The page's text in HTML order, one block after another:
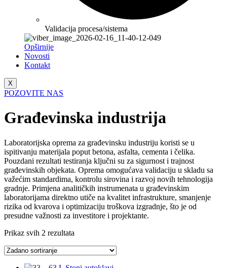
Validacija procesa/sistema
Opširnije
Novosti
Kontakt
X
POZOVITE NAS
Građevinska industrija
Laboratorijska oprema za građevinsku industriju koristi se u
ispitivanju materijala poput betona, asfalta, cementa i čelika.
Pouzdani rezultati testiranja ključni su za sigurnost i trajnost
građevinskih objekata. Oprema omogućava validaciju u skladu sa
važećim standardima, kontrolu sirovina i razvoj novih tehnologija
gradnje. Primjena analitičkih instrumenata u građevinskim
laboratorijama direktno utiče na kvalitet infrastrukture, smanjenje
rizika od kvarova i optimizaciju troškova izgradnje, što je od
presudne važnosti za investitore i projektante.
Prikaz svih 2 rezultata